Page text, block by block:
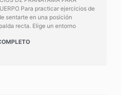
Para practicar ejercicios de
sentarte en una posición
recta. Elige un entorno